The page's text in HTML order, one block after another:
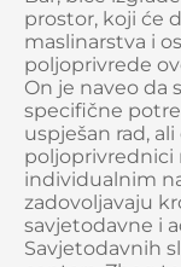
prostor, koji će
maslinarstva i
poljoprivrede
On je naveo da
specifične
uspješan rad,
poljoprivrednici
individualnim
zadovoljavaju
savjetodavne i
Savjetodavnih